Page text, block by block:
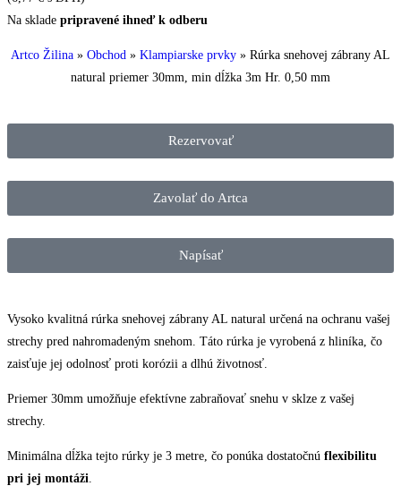
Na sklade pripravené ihneď k odberu
Artco Žilina » Obchod » Klampiarske prvky » Rúrka snehovej zábrany AL
natural priemer 30mm, min dĺžka 3m Hr. 0,50 mm
Rezervovať
Zavolať do Artca
Napísať
Vysoko kvalitná rúrka snehovej zábrany AL natural určená na ochranu vašej
strechy pred nahromadeným snehom. Táto rúrka je vyrobená z hliníka, čo
zaisťuje jej odolnosť proti korózii a dlhú životnosť.
Priemer 30mm umožňuje efektívne zabraňovať snehu v sklze z vašej
strechy.
Minimálna dĺžka tejto rúrky je 3 metre, čo ponúka dostatočnú flexibilitu
pri jej montáži.